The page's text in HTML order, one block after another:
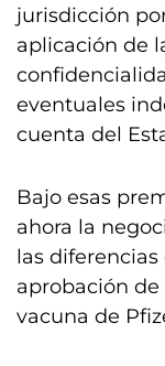
jurisdicción
aplicación de
eventuales
cuenta del
Bajo esas
ahora la
las
aprobación de
vacuna de